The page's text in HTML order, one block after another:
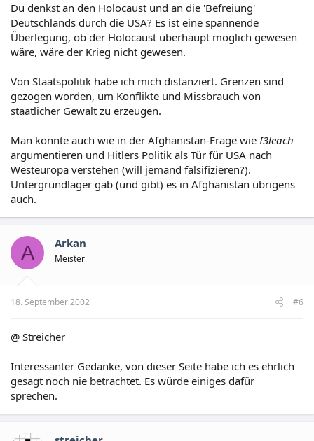
Du denkst an den Holocaust und an die 'Befreiung'
Deutschlands durch die USA? Es ist eine spannende
Überlegung, ob der Holocaust überhaupt möglich gewesen
wäre, wäre der Krieg nicht gewesen.
Von Staatspolitik habe ich mich distanziert. Grenzen sind
gezogen worden, um Konflikte und Missbrauch von
staatlicher Gewalt zu erzeugen.
Man könnte auch wie in der Afghanistan-Frage wieI3leach
argumentieren und Hitlers Politik als Tür für USA nach
Westeuropa verstehen (will jemand falsifizieren?).
Untergrundlager gab (und gibt) es in Afghanistan übrigens
auch.
A Arkan
Meister
18. September 2002 #6
@ Streicher
Interessanter Gedanke, von dieser Seite habe ich es ehrlich
gesagt noch nie betrachtet. Es würde einiges dafür
sprechen.